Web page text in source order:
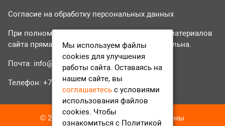
Согласие на обработку персональных данных
При полном или частичном использовании материалов
сайта прямая гиперссылка на tvr24.tv обязательна.
Почта: info@tvr24.tv
Телефон: +7 (496) 551-04-95
© 2016-2023 ТВР24 Все права защищены
Мы используем файлы
cookies для улучшения
работы сайта. Оставаясь на
нашем сайте, вы
соглашаетесь с условиями
использования файлов
cookies. Чтобы
ознакомиться с Политикой